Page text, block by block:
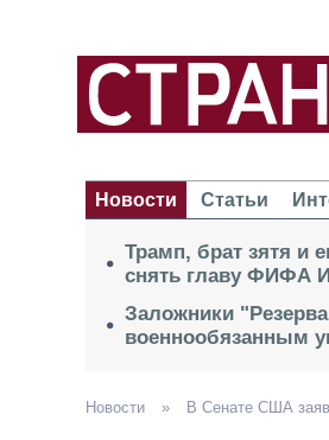
Новости
Статьи
Трамп, брат зятя и
снять главу ФИФА
Заложники
военнообязанным
Новости » В Сенате США